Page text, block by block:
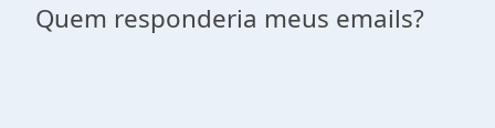
Quem responderia meus emails?